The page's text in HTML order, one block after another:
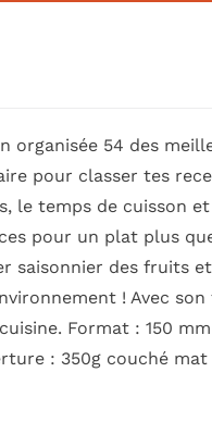
54 des
pour classer tes
le temps de cuisson
pour un plat plus
des fruits et
! Avec
Format : 150 mm
: 350g couché